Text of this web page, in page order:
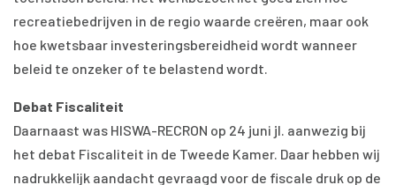
recreatiebedrijven in de regio waarde creëren, maar ook
hoe kwetsbaar investeringsbereidheid wordt wanneer
beleid te onzeker of te belastend wordt.
Debat Fiscaliteit
Daarnaast was HISWA-RECRON op 24 juni jl. aanwezig bij
het debat Fiscaliteit in de Tweede Kamer. Daar hebben wij
nadrukkelijk aandacht gevraagd voor de fiscale druk op de